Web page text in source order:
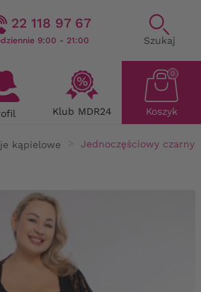
22 118 97 67
9:00 - 21:00 Szukaj
Klub MDR24 Koszyk
0
kąpielowe
Jednoczęściowy czarny